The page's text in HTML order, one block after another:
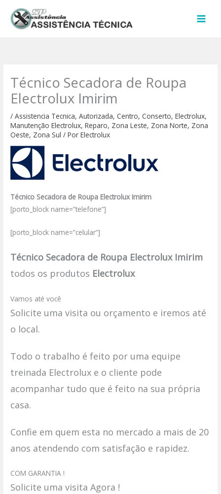
para
Técnico Secadora de Roupa
Electrolux Imirim
/Assistencia Tecnica,Autorizada,Centro,Conserto,Electrolux,
Manutenção Electrolux,Reparo, Zona Leste, Zona Norte, Zona
Oeste, Zona Sul / PorElectrolux
Técnico Secadora de Roupa Electrolux Imirim
[porto_block name=”telefone”]
[porto_block name=”celular”]
Técnico Secadora de Roupa Electrolux Imirim
todos os produtos Electrolux
Vamos até você
Solicite uma visita ou orçamento e iremos até
o local.
Todo o trabalho é feito por uma equipe
treinada Electrolux e o cliente pode
acompanhar tudo que é feito na sua própria
casa.
Confie em quem esta no mercado a mais de 20
anos atendendo com satisfação e rapidez.
COM GARANTIA !
Solicite uma visita Agora !